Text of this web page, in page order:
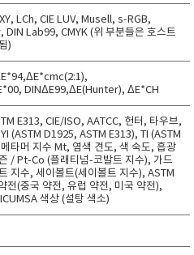
LCh, CIE LUV, Musell, s-RGB,
Lab99, CMYK (위 부분들은 호스트
)
DINΔE99,ΔE(Hunter), ΔE*CH
E313, CIE/ISO, AATCC, 헌터, 타우브,
(ASTM D1925, ASTM E313), TI (ASTM
타머 지수 Mt, 염색 견도, 색 숙도, 흡광
/ Pt-Co (플래티넘-코발트 지수), 가드
지수, 세이볼트(세이볼트 지수), ASTM
전(중국 약전, 유럽 약전, 미국 약전),
색상 (설탕 색소)